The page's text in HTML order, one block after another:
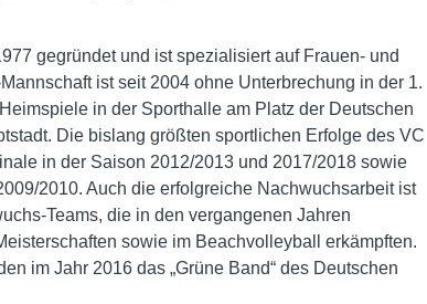
gegründet und ist spezialisiert auf Frauen- und
ist seit 2004 ohne Unterbrechung in der 1.
in der Sporthalle am Platz der Deutschen
Die bislang größten sportlichen Erfolge des VC
in der Saison 2012/2013 und 2017/2018 sowie
2010. Auch die erfolgreiche Nachwuchsarbeit ist
Teams, die in den vergangenen Jahren
sowie im Beachvolleyball erkämpften.
im Jahr 2016 das „Grüne Band“ des Deutschen